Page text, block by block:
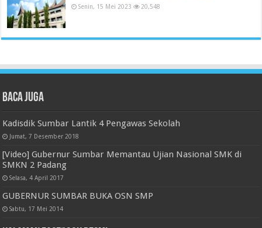
Senin, 15 Mei 2023 20,548
Baca juga
Kadisdik Sumbar Lantik 4 Pengawas Sekolah
Jumat, 7 Desember 2018
[Video] Gubernur Sumbar Memantau Ujian Nasional SMK di
SMKN 2 Padang
Selasa, 4 April 2017
GUBERNUR SUMBAR BUKA OSN SMP
Sabtu, 17 Mei 2014